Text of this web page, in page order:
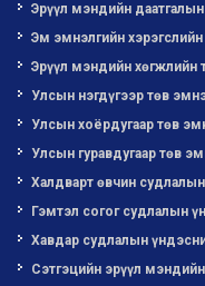
Эрүүл мэндийн даатгалын
Эм эмнэлгийн хэрэгслийн
Эрүүл мэндийн хөгжлийн
Улсын нэгдүгээр төв
Улсын хоёрдугаар төв
Улсын гуравдугаар төв
Халдварт өвчин
Гэмтэл согог судлалын
Хавдар судлалын
Сэтгэцийн эрүүл